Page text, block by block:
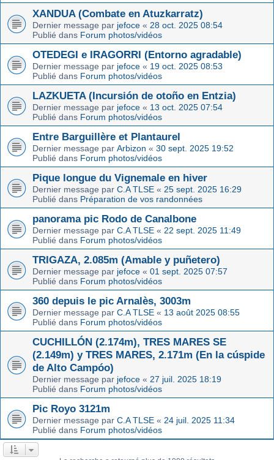
XANDUA (Combate en Atuzkarratz)
Dernier message par jefoce « 28 oct. 2025 08:54
Publié dans Forum photos/vidéos
OTEDEGI e IRAGORRI (Entorno agradable)
Dernier message par jefoce « 19 oct. 2025 08:53
Publié dans Forum photos/vidéos
LAZKUETA (Incursión de otoño en Entzia)
Dernier message par jefoce « 13 oct. 2025 07:54
Publié dans Forum photos/vidéos
Entre Barguillère et Plantaurel
Dernier message par Arbizon « 30 sept. 2025 19:52
Publié dans Forum photos/vidéos
Pique longue du Vignemale en hiver
Dernier message par C.A TLSE « 25 sept. 2025 16:29
Publié dans Préparation de vos randonnées
panorama pic Rodo de Canalbone
Dernier message par C.A TLSE « 22 sept. 2025 11:49
Publié dans Forum photos/vidéos
TRIGAZA, 2.085m (Amable y puñetero)
Dernier message par jefoce « 01 sept. 2025 07:57
Publié dans Forum photos/vidéos
360 depuis le pic Arnalès, 3003m
Dernier message par C.A TLSE « 13 août 2025 08:55
Publié dans Forum photos/vidéos
CUCHILLÓN (2.174m), TRES MARES SE
(2.149m) y TRES MARES, 2.171m (En la cúspide
de Alto Campóo)
Dernier message par jefoce « 27 juil. 2025 18:19
Publié dans Forum photos/vidéos
Pic Royo 3121m
Dernier message par C.A TLSE « 24 juil. 2025 11:34
Publié dans Forum photos/vidéos